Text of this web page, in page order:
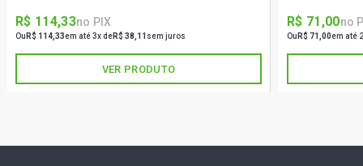
R$ 114,33no PIX
Ou R$ 114,33em até 3x deR$ 38,11 sem juros
VER PRODUTO
R$ 71,00no
Ou R$ 71,00em até